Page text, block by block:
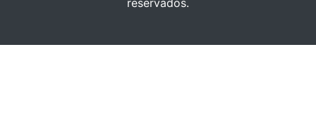
reservados.